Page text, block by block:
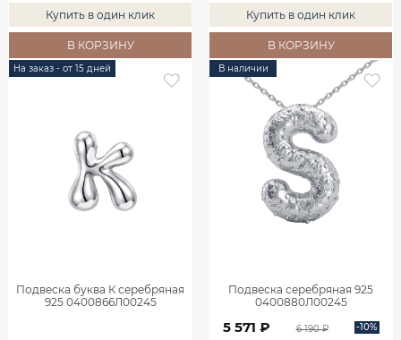
Купить в один клик
В КОРЗИНУ
Купить в один клик
В КОРЗИНУ
На заказ - от 15 дней
Подвеска буква К серебряная
925 0400866Л00245
В наличии
Подвеска серебряная 925
0400880Л00245
5 571 ₽ 6 190 ₽ -10%